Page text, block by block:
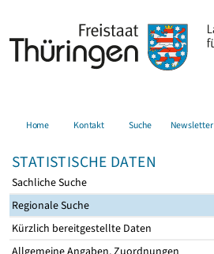
Home Kontakt Suche Newsletter
STATISTISCHE DATEN
Sachliche Suche
Regionale Suche
Kürzlich bereitgestellte Daten